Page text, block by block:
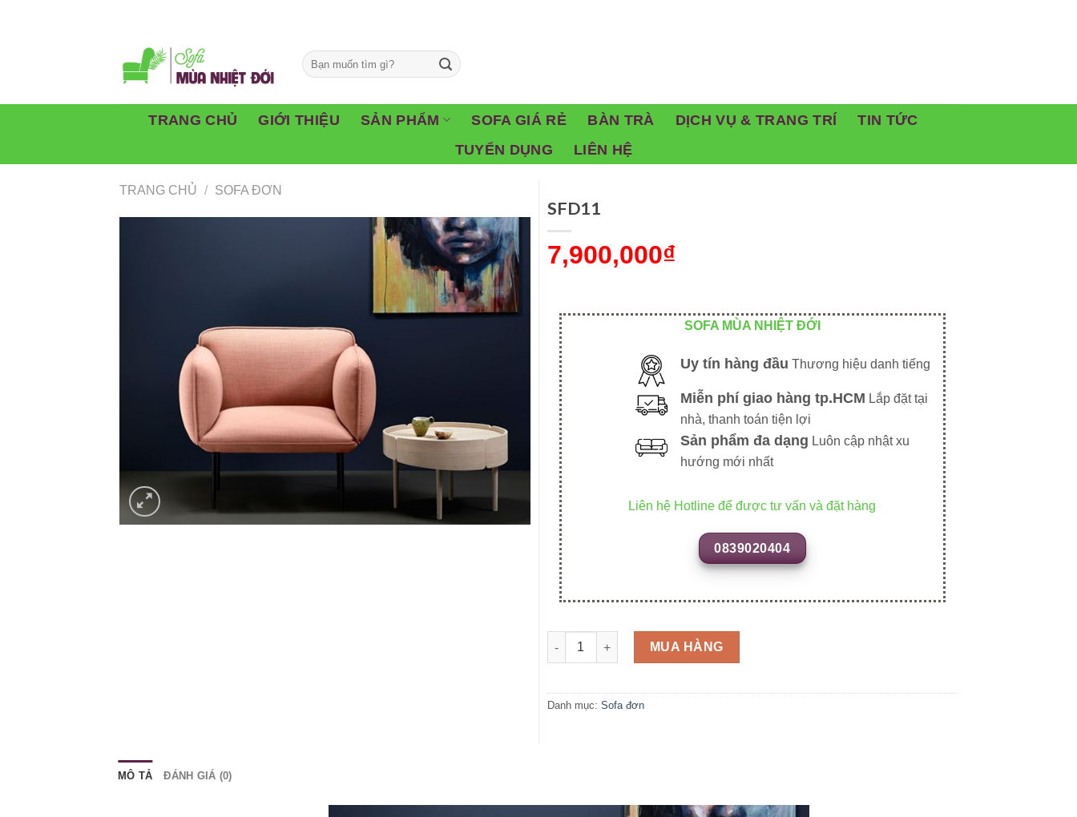
TRANG CHỦ GIỚI THIỆU SẢN PHẨM SOFA GIÁ RẺ BÀN TRÀ DỊCH VỤ & TRANG TRÍ
TIN TỨC
TUYỂN DỤNG
LIÊN HỆ
TRANG CHỦ / SOFA ĐƠN
SFD11
7,900,000₫
SOFA MÙA NHIỆT ĐỚI
Uy tín hàng đầu Thương hiệu danh tiếng
Miễn phí giao hàng tp.HCM Lắp đặt tại
nhà, thanh toán tiện lợi
Sản phẩm đa dạng Luôn cập nhật xu
hướng mới nhất
Liên hệ Hotline để được tư vấn và đặt hàng
0839020404
SFD11 số lượng MUA HÀNG
Danh mục: Sofa đơn
MÔ TẢ ĐÁNH GIÁ (0)